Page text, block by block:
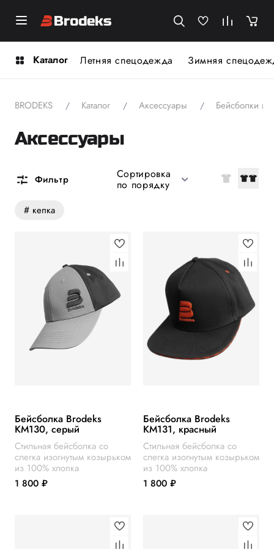
Каталог Летняя спецодежда Зимняя
BRODEKS Каталог Аксессуары Бейсболки и
Аксессуары
Фильтр
# кепка
Сортировка
по порядку
Бейсболка Brodeks
KM130, серый
Стильная бейсболка со
слегка изогнутым козырьком
из 100% хлопка
1 800 ₽
Бейсболка Brodeks
KM131, красный
Стильная бейсболка со
слегка изогнутым козырьком
из 100% хлопка
1 800 ₽